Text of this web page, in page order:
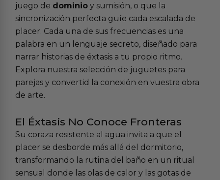
juego de dominio y sumisión, o que la
sincronización perfecta guíe cada escalada de
placer. Cada una de sus frecuencias es una
palabra en un lenguaje secreto, diseñado para
narrar historias de éxtasis a tu propio ritmo.
Explora nuestra selección de juguetes para
parejas y convertid la conexión en vuestra obra
de arte.
El Éxtasis No Conoce Fronteras
Su coraza resistente al agua invita a que el
placer se desborde más allá del dormitorio,
transformando la rutina del baño en un ritual
sensual donde las olas de calor y las gotas de